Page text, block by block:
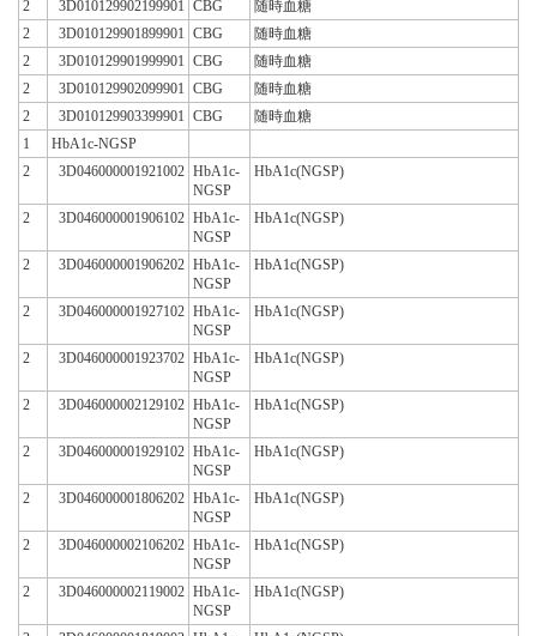
2
3D010129902199901 CBG
随時血糖
2
3D010129901899901 CBG
随時血糖
2
3D010129901999901 CBG
随時血糖
2
3D010129902099901 CBG
随時血糖
2
3D010129903399901 CBG
随時血糖
1
HbA1c-NGSP
2
3D046000001921002 HbA1c-
NGSP
HbA1c(NGSP)
2 3D046000001906102 HbA1c-
NGSP
HbA1c(NGSP)
2 3D046000001906202 HbA1c-
NGSP
HbA1c(NGSP)
2 3D046000001927102 HbA1c-
NGSP
HbA1c(NGSP)
2 3D046000001923702 HbA1c-
NGSP
HbA1c(NGSP)
2 3D046000002129102 HbA1c-
NGSP
HbA1c(NGSP)
2 3D046000001929102 HbA1c-
NGSP
HbA1c(NGSP)
2 3D046000001806202 HbA1c-
NGSP
HbA1c(NGSP)
2 3D046000002106202 HbA1c-
NGSP
HbA1c(NGSP)
2 3D046000002119002 HbA1c-
NGSP
HbA1c(NGSP)